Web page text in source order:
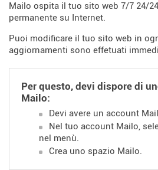
Mailo ospita il tuo sito web 7/7 24/
permanente su Internet.
Puoi modificare il tuo sito web in
aggiornamenti sono effetuati
Per questo, devi dispore di
Mailo:
Devi avere un account
Nel tuo account Mailo,
nel menù.
Crea uno spazio Mailo.